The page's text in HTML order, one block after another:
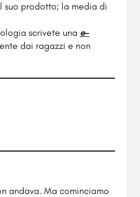
suo prodotto; la media di
scrivete una e-
dai ragazzi e non
andava. Ma cominciamo